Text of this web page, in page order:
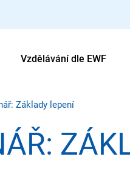
Vzdělávání dle EWF
Základy lepení